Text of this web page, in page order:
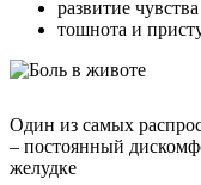
развитие
тошнота и
Один из самых
– постоянный
желудке